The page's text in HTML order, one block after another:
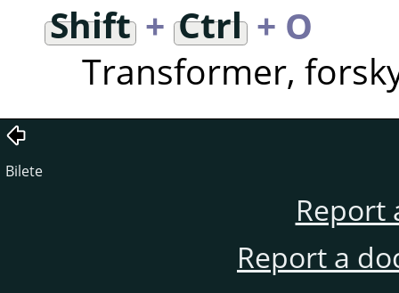
Shift+ Ctrl + O
Transformer,
Bilete
Report
Report a